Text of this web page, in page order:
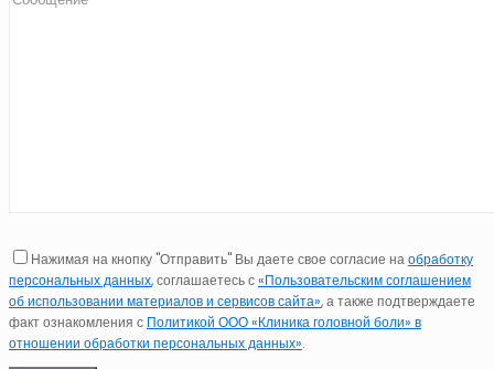
Нажимая на кнопку "Отправить" Вы даете свое согласие наобработку
персональных данных, соглашаетесь с«Пользовательским соглашением
об использовании материалов и сервисов сайта», а также подтверждаете
факт ознакомления с Политикой ООО «Клиника головной боли» в
отношении обработки персональных данных».